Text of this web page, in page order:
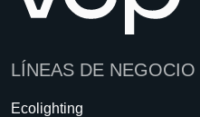
LÍNEAS DE NEGOCIO
Ecolighting